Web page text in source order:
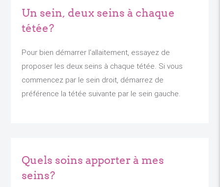
Un sein, deux seins à chaque
tétée?
Pour bien démarrer l'allaitement, essayez de
proposer les deux seins à chaque tétée. Si vous
commencez par le sein droit, démarrez de
préférence la tétée suivante par le sein gauche.
Quels soins apporter à mes
seins?